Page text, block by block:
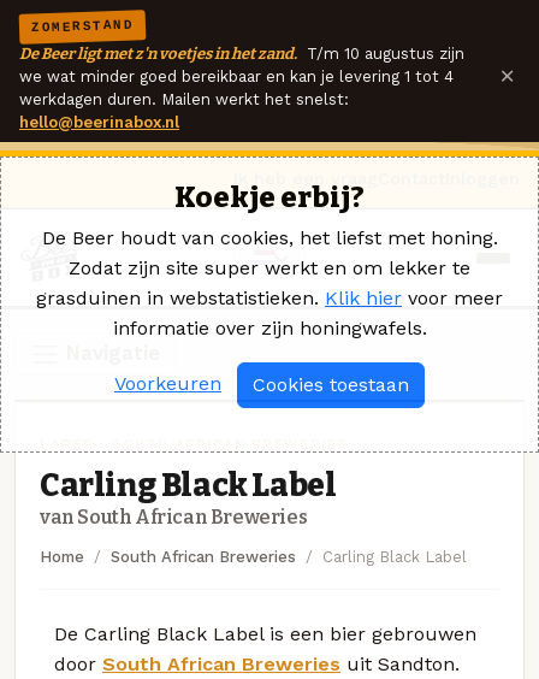
ZOMERSTAND
De Beer ligt met z'n voetjes in het zand. T/m 10 augustus zijn
we wat minder goed bereikbaar en kan je levering 1 tot 4
werkdagen duren. Mailen werkt het snelst:
hello@beerinabox.nl
×
Carling Black Label
van South African Breweries
Home South African Breweries Carling Black Label
De Carling Black Label is een bier gebrouwen
door South African Breweries uit Sandton.
Koekje erbij?
De Beer houdt van cookies, het liefst met honing.
Zodat zijn site super werkt en om lekker te
grasduinen in webstatistieken. Klik hier voor meer
informatie over zijn honingwafels.
Voorkeuren Cookies toestaan